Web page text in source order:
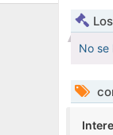
No se